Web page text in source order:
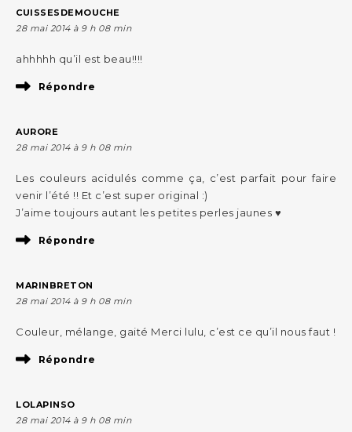
CUISSESDEMOUCHE
28 mai 2014 à 9 h 08 min
ahhhhh qu’il est beau!!!!
Répondre
AURORE
28 mai 2014 à 9 h 08 min
Les couleurs acidulés comme ça, c’est parfait pour faire
venir l’été !! Et c’est super original :)
J’aime toujours autant les petites perles jaunes ♥
Répondre
MARINBRETON
28 mai 2014 à 9 h 08 min
Couleur, mélange, gaité Merci lulu, c’est ce qu’il nous faut !
Répondre
LOLAPINSO
28 mai 2014 à 9 h 08 min